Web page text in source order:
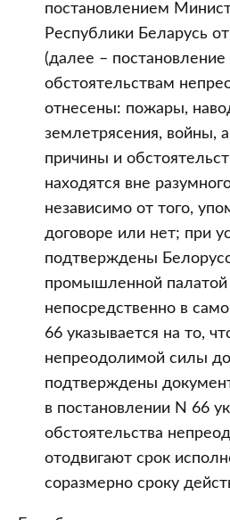
постановлением
Республики Беларусь
(далее – постановление
обстоятельствам
отнесены: пожары,
землетрясения, войны,
причины и
находятся вне
независимо от того,
договоре или нет; при
подтверждены
промышленной палатой
непосредственно в
66 указывается на то,
непреодолимой силы
подтверждены
в постановлении N 66
обстоятельства
отодвигают срок
соразмерно сроку